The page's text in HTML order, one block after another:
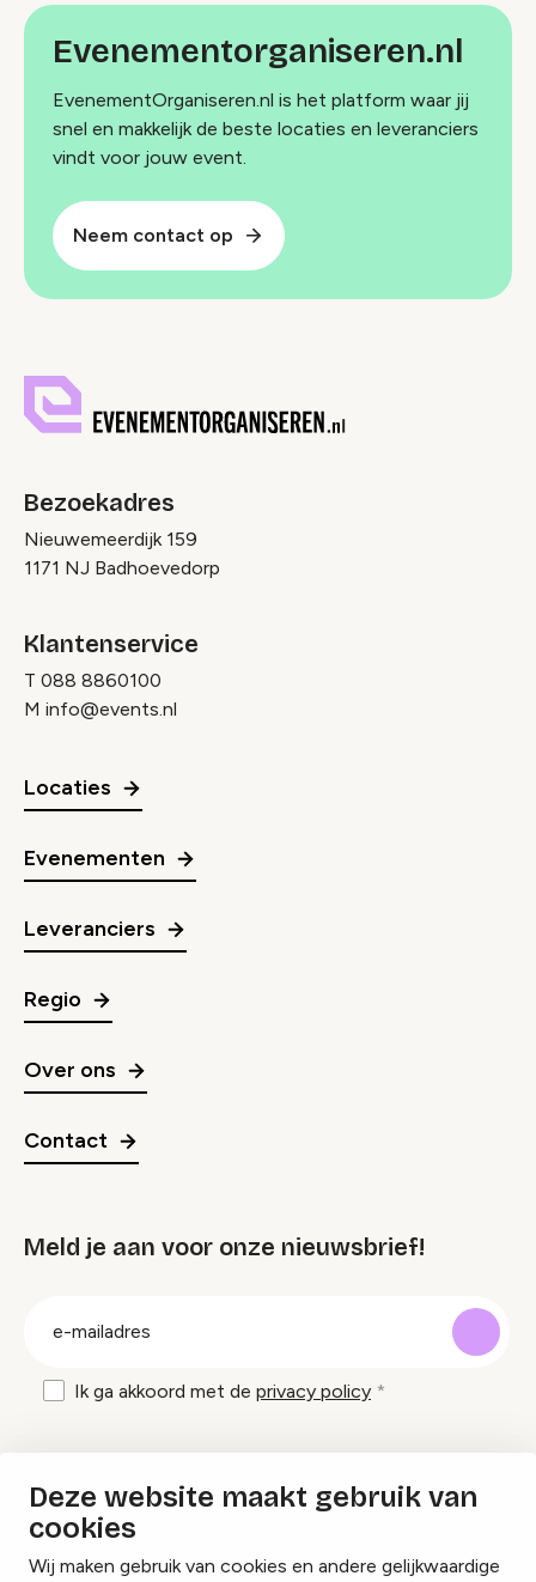
Deze website maakt gebruik van
cookies
Wij maken gebruik van cookies en andere gelijkwaardige
Evenementorganiseren.nl
EvenementOrganiseren.nl is het platform waar jij
snel en makkelijk de beste locaties en leveranciers
vindt voor jouw event.
Neem contact op
Bezoekadres
Nieuwemeerdijk 159
1171 NJ Badhoevedorp
Klantenservice
T 088 8860100
M info@events.nl
Locaties
Evenementen
Leveranciers
Regio
Over ons
Contact
Meld je aan voor onze nieuwsbrief!
Ik ga akkoord met de privacy policy
Inspiratie en tips om evenementen te
organiseren?
Lees onze inspiratieblogs